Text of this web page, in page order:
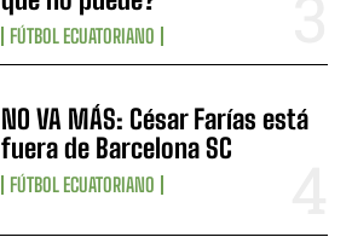
FÚTBOL ECUATORIANO
NO VA MÁS: César Farías está
fuera de Barcelona SC
FÚTBOL ECUATORIANO